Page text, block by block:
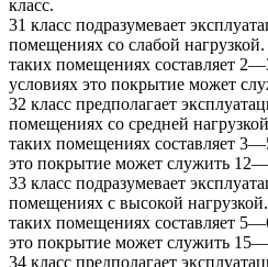
класс.
31 класс подразумевает
помещениях со слабой
таких помещениях составляет
условиях это покрытие может
32 класс предполагает
помещениях со средней
таких помещениях составляет
это покрытие может служить
33 класс подразумевает
помещениях с высокой
таких помещениях составляет
это покрытие может служить
34 класс предполагает